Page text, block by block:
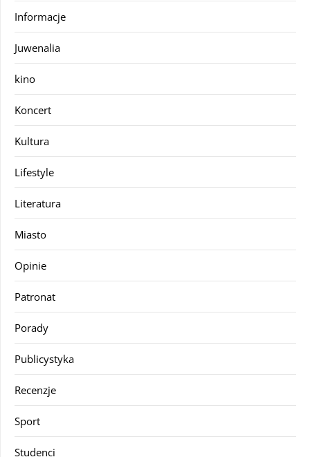
Informacje
Juwenalia
kino
Koncert
Kultura
Lifestyle
Literatura
Miasto
Opinie
Patronat
Porady
Publicystyka
Recenzje
Sport
Studenci